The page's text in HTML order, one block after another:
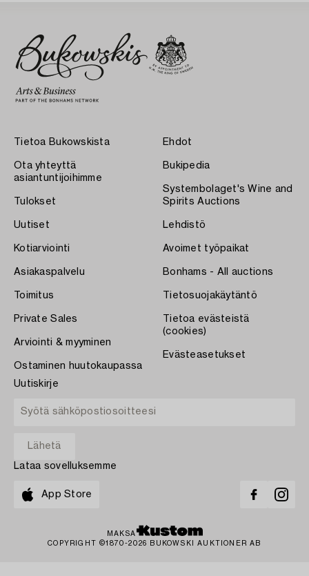
Tietoa Bukowskista
Ota yhteyttä
asiantuntijoihimme
Tulokset
Uutiset
Kotiarviointi
Asiakaspalvelu
Toimitus
Private Sales
Arviointi & myyminen
Ostaminen huutokaupassa
Ehdot
Bukipedia
Systembolaget's Wine and
Spirits Auctions
Lehdistö
Avoimet työpaikat
Bonhams - All auctions
Tietosuojakäytäntö
Tietoa evästeistä
(cookies)
Evästeasetukset
Uutiskirje
Lataa sovelluksemme
App Store
MAKSA
COPYRIGHT ©1870-2026 BUKOWSKI AUKTIONER AB